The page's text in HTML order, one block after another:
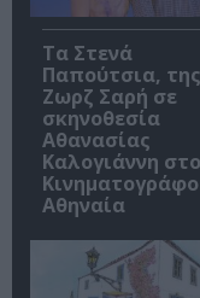
Τα Στενά
Παπούτσια, της
Ζωρζ Σαρή σε
σκηνοθεσία
Αθανασίας
Καλογιάννη
Κινηματογράφο
Αθηναία